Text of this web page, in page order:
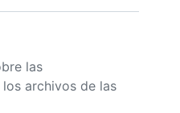
las
archivos de las